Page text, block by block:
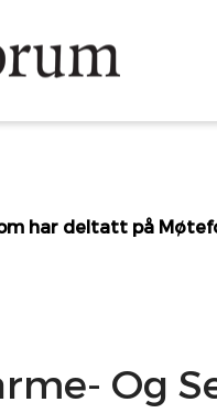
har deltatt på
Og